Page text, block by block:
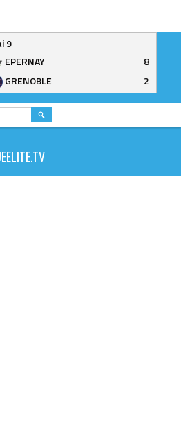
9
EPERNAY
8
GRENOBLE
2
RECHERCHER :